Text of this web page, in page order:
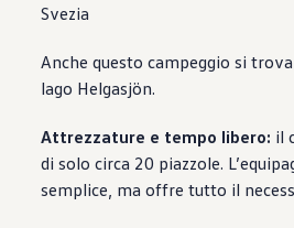
Svezia
Anche questo campeggio si
lago Helgasjön.
Attrezzature e tempo libero: il
di solo circa 20 piazzole.
semplice, ma offre tutto il